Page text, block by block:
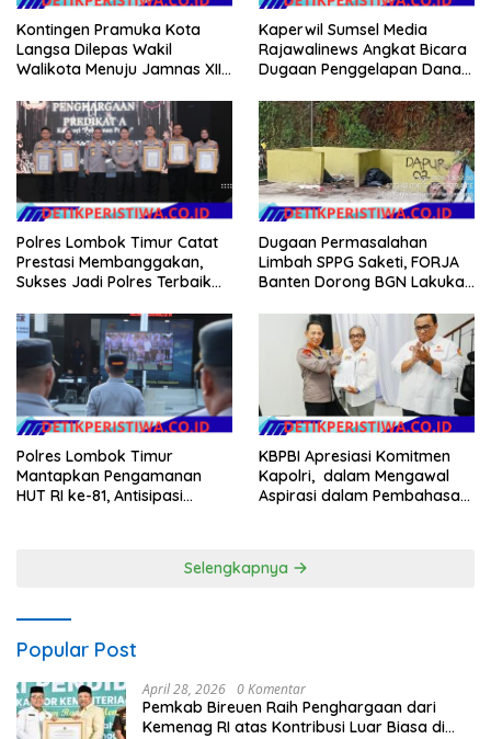
Kontingen Pramuka Kota
Langsa Dilepas Wakil
Walikota Menuju Jamnas XII
Kaperwil Sumsel Media
Rajawalinews Angkat Bicara
Dugaan Penggelapan Dana
Argomulyo Belitang Jaya
Hilang 3 Bulan Bawa
Anggaran Pembangunan
Polres Lombok Timur Catat
Prestasi Membanggakan,
Sukses Jadi Polres Terbaik
NTB
Dugaan Permasalahan
Limbah SPPG Saketi, FORJA
Banten Dorong BGN Lakukan
Polres Lombok Timur
Mantapkan Pengamanan
HUT RI ke-81, Antisipasi
KBPBI Apresiasi Komitmen
Kapolri, dalam Mengawal
Aspirasi dalam Pembahasan
Selengkapnya
Popular Post
April 28, 2026 0 Komentar
Pemkab Bireuen Raih Penghargaan dari
Kemenag RI atas Kontribusi Luar Biasa di